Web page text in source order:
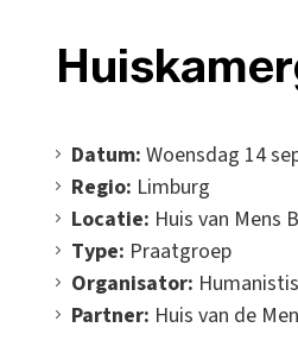
Datum: Woensdag 14
Regio: Limburg
Locatie: Huis van Mens
Type: Praatgroep
Organisator:
Partner: Huis van de